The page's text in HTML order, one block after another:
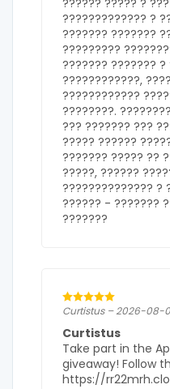
?????? ????? ?
????????????? ?
??????? ???????
?????????
??????? ???????
????????????,
????????????
????????.
??? ??????? ???
????? ??????
??????? ????? ??
?????, ??????
?????????????? ?
?????? - ???????
???????
Curtistus – 2026-08-
Curtistus
Take part in the
giveaway! Follow
https://